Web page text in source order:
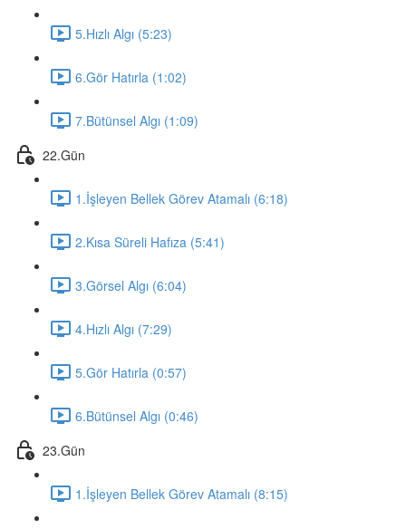
5.Hızlı Algı (5:23)
6.Gör Hatırla (1:02)
7.Bütünsel Algı (1:09)
22.Gün
1.İşleyen Bellek Görev Atamalı (6:18)
2.Kısa Süreli Hafıza (5:41)
3.Görsel Algı (6:04)
4.Hızlı Algı (7:29)
5.Gör Hatırla (0:57)
6.Bütünsel Algı (0:46)
23.Gün
1.İşleyen Bellek Görev Atamalı (8:15)